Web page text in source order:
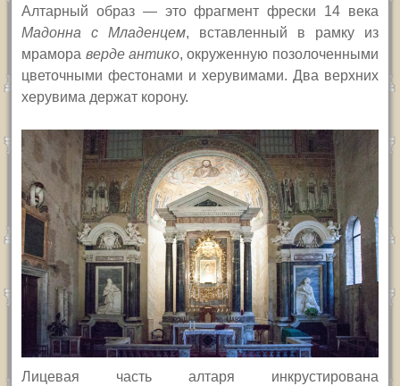
Алтарный образ — это фрагмент фрески 14 века
Мадонна с Младенцем, вставленный в рамку из
мрамора верде антико, окруженную позолоченными
цветочными фестонами и херувимами. Два верхних
херувима держат корону.
Лицевая часть алтаря инкрустирована